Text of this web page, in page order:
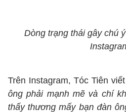
Dòng trạng thái gây chú
Trên Instagram, Tóc Tiên
ông phải mạnh mẽ và chí
thấy thương mấy bạn đàn